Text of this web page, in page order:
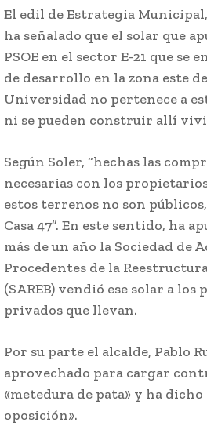
El edil de Estrategia
ha señalado que el solar que
PSOE en el sector E-21 que se
de desarrollo en la zona este
Universidad no pertenece a
ni se pueden construir allí
Según Soler, “hechas las
necesarias con los
estos terrenos no son
Casa 47”. En este sentido, ha
más de un año la Sociedad de
Procedentes de la
(SAREB) vendió ese solar a
privados que llevan.
Por su parte el alcalde, Pablo
aprovechado para cargar
«metedura de pata» y ha dicho
oposición».